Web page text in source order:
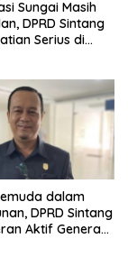
Sungai Masih
DPRD Sintang
Serius di
dalam
DPRD Sintang
Aktif Generasi